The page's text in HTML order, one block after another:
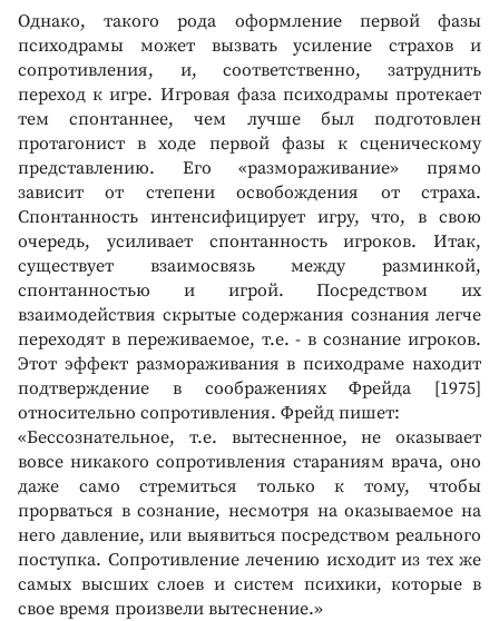
Однако, такого рода оформление первой фазы
психодрамы может вызвать усиление страхов и
сопротивления, и, соответственно, затруднить
переход к игре. Игровая фаза психодрамы протекает
тем спонтаннее, чем лучше был подготовлен
протагонист в ходе первой фазы к сценическому
представлению. Его «размораживание» прямо
зависит от степени освобождения от страха.
Спонтанность интенсифицирует игру, что, в свою
очередь, усиливает спонтанность игроков. Итак,
существует взаимосвязь между разминкой,
спонтанностью и игрой. Посредством их
взаимодействия скрытые содержания сознания легче
переходят в переживаемое, т.е. - в сознание игроков.
Этот эффект размораживания в психодраме находит
подтверждение в соображениях Фрейда [1975]
относительно сопротивления. Фрейд пишет:
«Бессознательное, т.е. вытесненное, не оказывает
вовсе никакого сопротивления стараниям врача, оно
даже само стремиться только к тому, чтобы
прорваться в сознание, несмотря на оказываемое на
него давление, или выявиться посредством реального
поступка. Сопротивление лечению исходит из тех же
самых высших слоев и систем психики, которые в
свое время произвели вытеснение.»